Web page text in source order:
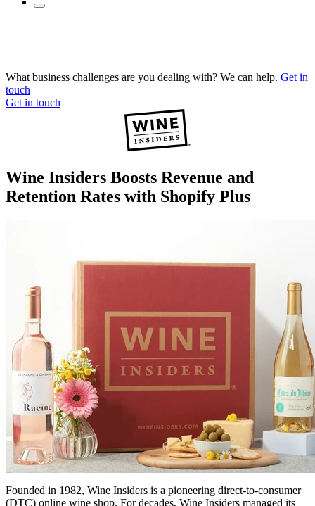
What business challenges are you dealing with? We can help. Get in
touch
Get in touch
Wine Insiders Boosts Revenue and
Retention Rates with Shopify Plus
Founded in 1982, Wine Insiders is a pioneering direct-to-consumer
(DTC) online wine shop. For decades, Wine Insiders managed its